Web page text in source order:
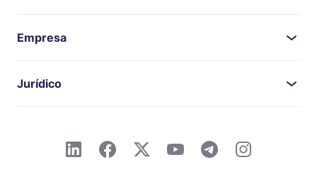
Empresa
Jurídico